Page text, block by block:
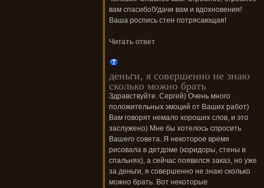
вам спасибо!Удачи вам и вдохновения!
Ваша роспись стен потрясающая!
Читать ответ
деньги, я совершенно не знаю
сколько можно брать
Здравствуйте. Сергей) Очень много
положительных эмоций от Ваших работ)
Вам говорят немало хороших слов, и это
заслужено) Мне бы хотелось спросить
Вашего совета. Я некоторое время
рисовала в детдоме (коридоры, стены в
спальнях), а сейчас появился заказ, но уже
за деньги, я совершенно не знаю сколько
можно брать. Вот некоторые